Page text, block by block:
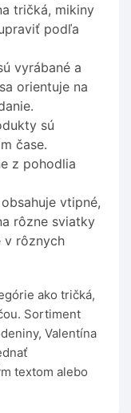
tričká, mikiny
podľa
vyrábané a
orientuje na
sú
čase.
z pohodlia
vtipné,
rôzne sviatky
v rôznych
ako tričká,
Sortiment
Valentína
textom alebo